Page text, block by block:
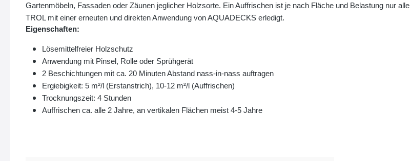
Gartenmöbeln, Fassaden oder Zäunen jeglicher Holzsorte. Ein Auffrischen ist je nach Fläche und Belastung nur
TROL mit einer erneuten und direkten Anwendung von AQUADECKS erledigt.
Eigenschaften:
Lösemittelfreier Holzschutz
Anwendung mit Pinsel, Rolle oder Sprühgerät
2 Beschichtungen mit ca. 20 Minuten Abstand nass-in-nass auftragen
Ergiebigkeit: 5 m²/l (Erstanstrich), 10-12 m²/l (Auffrischen)
Trocknungszeit: 4 Stunden
Auffrischen ca. alle 2 Jahre, an vertikalen Flächen meist 4-5 Jahre